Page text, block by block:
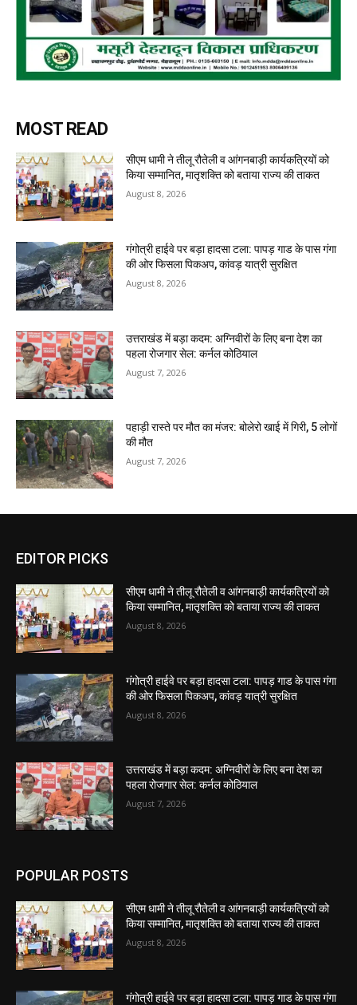
MOST READ
सीएम धामी ने तीलू रौतेली व आंगनबाड़ी कार्यकत्रियों को
किया सम्मानित, मातृशक्ति को बताया राज्य की ताकत
August 8, 2026
गंगोत्री हाईवे पर बड़ा हादसा टला: पापड़ गाड के पास गंगा
की ओर फिसला पिकअप, कांवड़ यात्री सुरक्षित
August 8, 2026
उत्तराखंड में बड़ा कदम: अग्निवीरों के लिए बना देश का
पहला रोजगार सेल: कर्नल कोठियाल
August 7, 2026
पहाड़ी रास्ते पर मौत का मंजर: बोलेरो खाई में गिरी, 5 लोगों
की मौत
August 7, 2026
EDITOR PICKS
सीएम धामी ने तीलू रौतेली व आंगनबाड़ी कार्यकत्रियों को
किया सम्मानित, मातृशक्ति को बताया राज्य की ताकत
August 8, 2026
गंगोत्री हाईवे पर बड़ा हादसा टला: पापड़ गाड के पास गंगा
की ओर फिसला पिकअप, कांवड़ यात्री सुरक्षित
August 8, 2026
उत्तराखंड में बड़ा कदम: अग्निवीरों के लिए बना देश का
पहला रोजगार सेल: कर्नल कोठियाल
August 7, 2026
POPULAR POSTS
सीएम धामी ने तीलू रौतेली व आंगनबाड़ी कार्यकत्रियों को
किया सम्मानित, मातृशक्ति को बताया राज्य की ताकत
August 8, 2026
गंगोत्री हाईवे पर बड़ा हादसा टला: पापड़ गाड के पास गंगा